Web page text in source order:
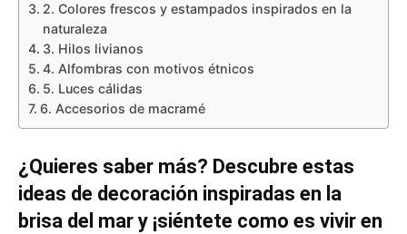
2. Colores frescos y estampados inspirados en la
naturaleza
3. Hilos livianos
4. Alfombras con motivos étnicos
5. Luces cálidas
6. Accesorios de macramé
¿Quieres saber más? Descubre estas
ideas de decoración inspiradas en la
brisa del mar y ¡siéntete como es vivir en